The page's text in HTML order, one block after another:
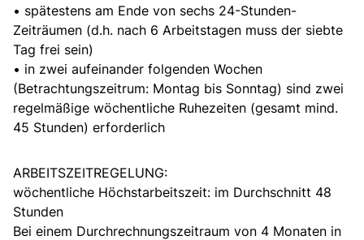
• spätestens am Ende von sechs 24-Stunden-
Zeiträumen (d.h. nach 6 Arbeitstagen muss der siebte
Tag frei sein)
• in zwei aufeinander folgenden Wochen
(Betrachtungszeitrum: Montag bis Sonntag) sind zwei
regelmäßige wöchentliche Ruhezeiten (gesamt mind.
45 Stunden) erforderlich
ARBEITSZEITREGELUNG:
wöchentliche Höchstarbeitszeit: im Durchschnitt 48
Stunden
Bei einem Durchrechnungszeitraum von 4 Monaten in